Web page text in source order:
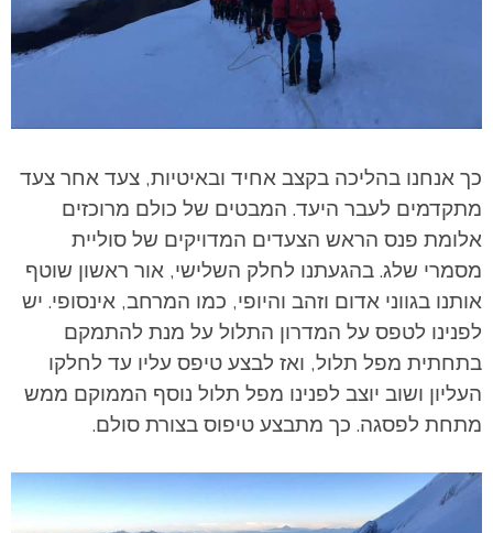
כך אנחנו בהליכה בקצב אחיד ובאיטיות, צעד אחר צעד
מתקדמים לעבר היעד. המבטים של כולם מרוכזים
אלומת פנס הראש הצעדים המדויקים של סוליית
מסמרי שלג. בהגעתנו לחלק השלישי, אור ראשון שוטף
אותנו בגווני אדום וזהב והיופי, כמו המרחב, אינסופי. יש
לפנינו לטפס על המדרון התלול על מנת להתמקם
בתחתית מפל תלול, ואז לבצע טיפס עליו עד לחלקו
העליון ושוב יוצב לפנינו מפל תלול נוסף הממוקם ממש
מתחת לפסגה. כך מתבצע טיפוס בצורת סולם.